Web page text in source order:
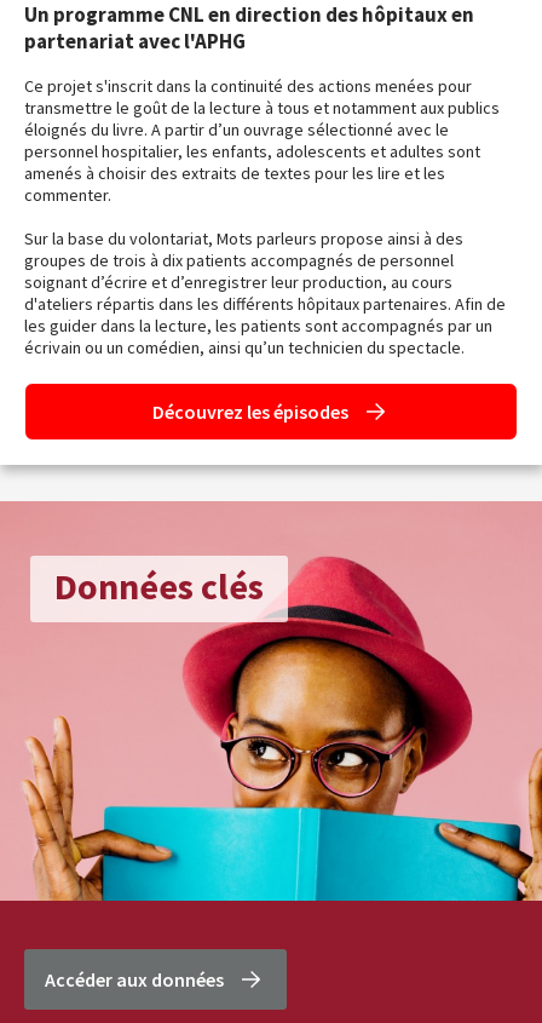
Un programme CNL en direction des hôpitaux en
partenariat avec l'APHG
Ce projet s'inscrit dans la continuité des actions menées pour
transmettre le goût de la lecture à tous et notamment aux publics
éloignés du livre. A partir d’un ouvrage sélectionné avec le
personnel hospitalier, les enfants, adolescents et adultes sont
amenés à choisir des extraits de textes pour les lire et les
commenter.
Sur la base du volontariat, Mots parleurs propose ainsi à des
groupes de trois à dix patients accompagnés de personnel
soignant d’écrire et d’enregistrer leur production, au cours
d'ateliers répartis dans les différents hôpitaux partenaires. Afin de
les guider dans la lecture, les patients sont accompagnés par un
écrivain ou un comédien, ainsi qu’un technicien du spectacle.
Découvrez les épisodes
Données clés
Accéder aux données